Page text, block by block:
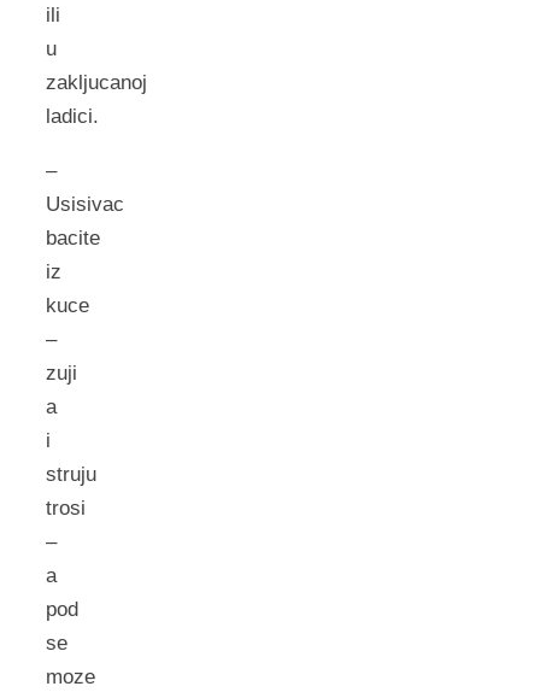
ili
u
zakljucanoj
ladici.
–
Usisivac
bacite
iz
kuce
–
zuji
a
i
struju
trosi
–
a
pod
se
moze